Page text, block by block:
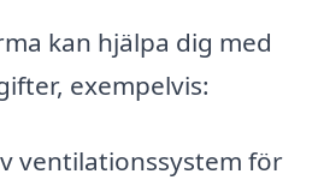
kan hjälpa dig med
exempelvis:
ventilationssystem för